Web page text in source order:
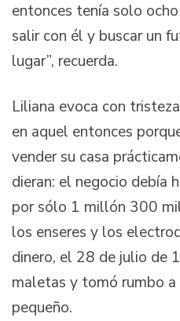
entonces tenía solo
salir con él y buscar un
lugar”, recuerda.
Liliana evoca con
en aquel entonces
vender su casa
dieran: el negocio debía
por sólo 1 millón 300
los enseres y los
dinero, el 28 de julio de
maletas y tomó rumbo
pequeño.